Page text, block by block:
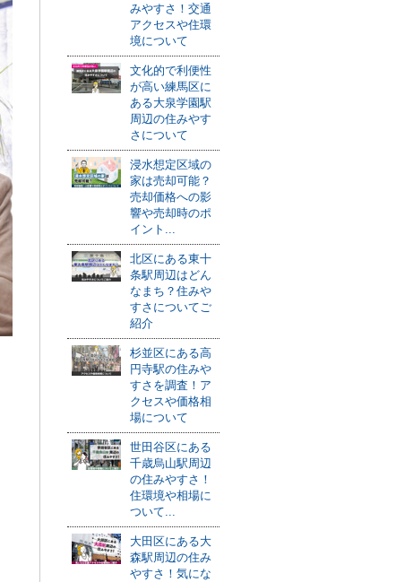
みやすさ！交通
アクセスや住環
境について
文化的で利便性
が高い練馬区に
ある大泉学園駅
周辺の住みやす
さについて
浸水想定区域の
家は売却可能？
売却価格への影
響や売却時のポ
イント...
北区にある東十
条駅周辺はどん
なまち？住みや
すさについてご
紹介
杉並区にある高
円寺駅の住みや
すさを調査！ア
クセスや価格相
場について
世田谷区にある
千歳烏山駅周辺
の住みやすさ！
住環境や相場に
ついて...
大田区にある大
森駅周辺の住み
やすさ！気にな